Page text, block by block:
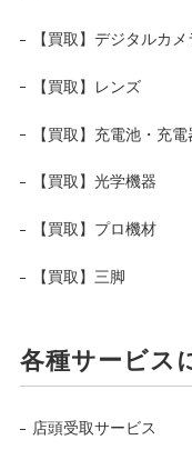
【買取】デジタルカメ
【買取】レンズ
【買取】充電池・充電
【買取】光学機器
【買取】プロ機材
【買取】三脚
各種サービス
店頭受取サービス